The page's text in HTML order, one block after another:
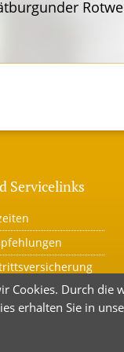
Servicelinks
Cookies. Durch
erhalten Sie in